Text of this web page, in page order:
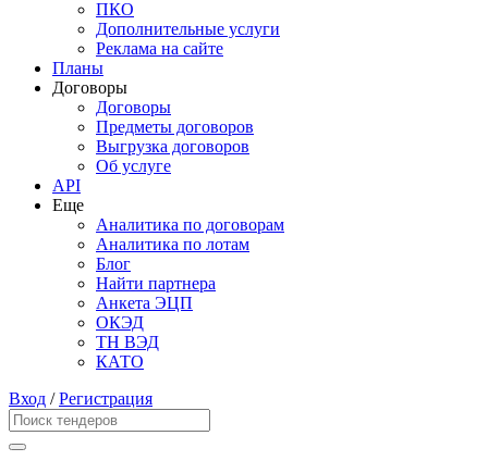
ПКО
Дополнительные услуги
Реклама на сайте
Планы
Договоры
Договоры
Предметы договоров
Выгрузка договоров
Об услуге
API
Еще
Аналитика по договорам
Аналитика по лотам
Блог
Найти партнера
Анкета ЭЦП
ОКЭД
ТН ВЭД
КАТО
Вход /Регистрация